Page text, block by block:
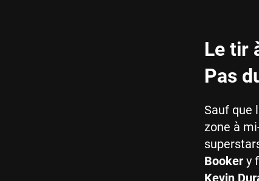
Le tir
Pas
Sauf que
zone à
Booker y
Kevin